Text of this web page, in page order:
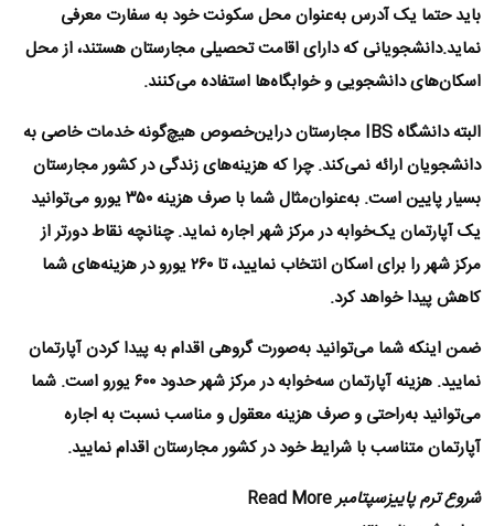
باید حتما یک آدرس به‌عنوان محل سکونت خود به سفارت معرفی
نماید.دانشجویانی که دارای اقامت تحصیلی مجارستان هستند، از محل
اسکان‌های دانشجویی و خوابگاه‌ها استفاده می‌کنند.
البتهدانشگاه IBS مجارستان
دراین‌خصوص هیچ‌گونه خدمات خاصی به
دانشجویان ارائه نمی‌کند. چرا که هزینه‌های زندگی در کشور مجارستان
بسیار پایین است. به‌عنوان‌مثال شما با صرف هزینه ۳۵۰ یورو می‌توانید
یک آپارتمان یک‌خوابه در مرکز شهر اجاره نماید. چنانچه نقاط دورتر از
مرکز شهر را برای اسکان انتخاب نمایید، تا ۲۶۰ یورو در هزینه‌های شما
کاهش پیدا خواهد کرد.
ضمن اینکه شما می‌توانید به‌صورت گروهی اقدام به پیدا کردن آپارتمان
نمایید. هزینه آپارتمان سه‌خوابه در مرکز شهر حدود ۶۰۰ یورو است. شما
می‌توانید به‌راحتی و صرف هزینه معقول و مناسب نسبت به اجاره
آپارتمان متناسب با شرایط خود در کشور مجارستان اقدام نمایید.
شروع ترم پاییزسپتامبرRead More